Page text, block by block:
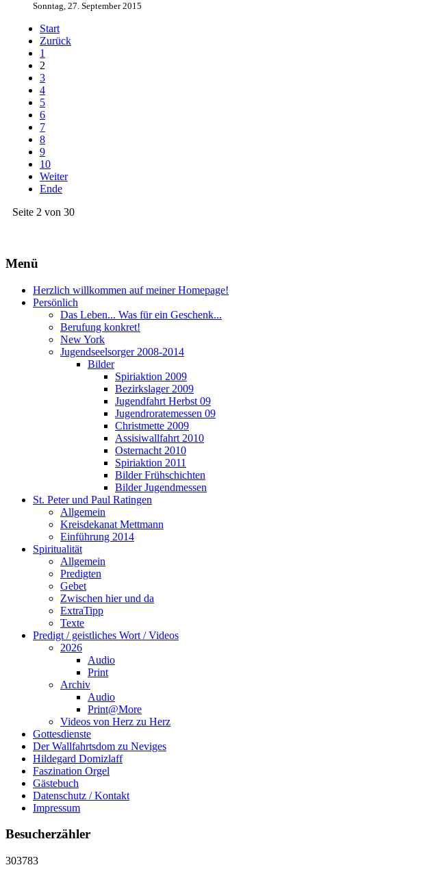
Sonntag, 27. September 2015
Start
Zurück
1
2
3
4
5
6
7
8
9
10
Weiter
Ende
Seite 2 von 30
Menü
Herzlich willkommen auf meiner Homepage!
Persönlich
Das Leben... Was für ein Geschenk...
Berufung konkret!
New York
Jugendseelsorger 2008-2014
Bilder
Spiriaktion 2009
Bezirkslager 2009
Jugendfahrt Herbst 09
Jugendroratemessen 09
Christmette 2009
Assisiwallfahrt 2010
Osternacht 2010
Spiriaktion 2011
Bilder Frühschichten
Bilder Jugendmessen
St. Peter und Paul Ratingen
Allgemein
Kreisdekanat Mettmann
Einführung 2014
Spiritualität
Allgemein
Predigten
Gebet
Zwischen hier und da
ExtraTipp
Texte
Predigt / geistliches Wort / Videos
2026
Audio
Print
Archiv
Audio
Print@More
Videos von Herz zu Herz
Gottesdienste
Der Wallfahrtsdom zu Neviges
Hildegard Domizlaff
Faszination Orgel
Gästebuch
Datenschutz / Kontakt
Impressum
Besucherzähler
303783